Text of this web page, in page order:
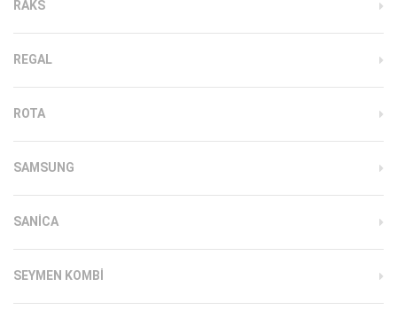
RAKS
REGAL
ROTA
SAMSUNG
SANICA
SEYMEN KOMBI